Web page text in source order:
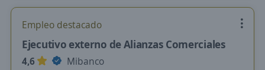
Empleo destacado
Ejecutivo externo de Alianzas Comerciales
4,6
Mibanco